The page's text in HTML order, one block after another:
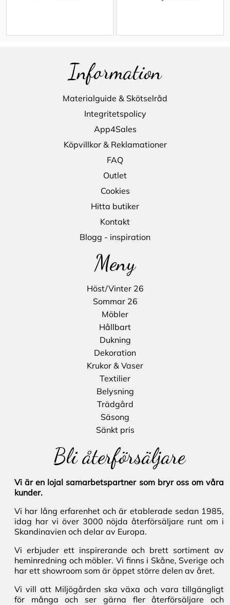
Information
Materialguide & Skötselråd
Integritetspolicy
App4Sales
Köpvillkor & Reklamationer
FAQ
Outlet
Cookies
Hitta butiker
Kontakt
Blogg - inspiration
Meny
Höst/Vinter 26
Sommar 26
Möbler
Hållbart
Dukning
Dekoration
Krukor & Vaser
Textilier
Belysning
Trädgård
Säsong
Sänkt pris
Bli återförsäljare
Vi är en lojal samarbetspartner som bryr oss om våra
kunder.
Vi har lång erfarenhet och är etablerade sedan 1985,
idag har vi över 3000 nöjda återförsäljare runt om i
Skandinavien och delar av Europa.
Vi erbjuder ett inspirerande och brett sortiment av
heminredning och möbler. Vi finns i Skåne, Sverige och
har ett showroom som är öppet större delen av året.
Vi vill att Miljögården ska växa och vara tillgängligt
för många och ser gärna fler återförsäljare och